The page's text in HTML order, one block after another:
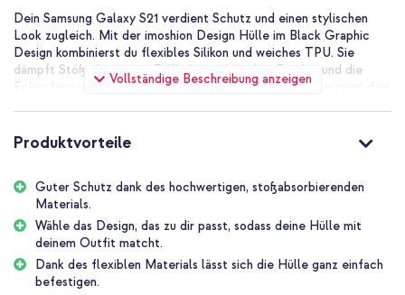
Vollständige Beschreibung anzeigen
Dein Samsung Galaxy S21 verdient Schutz und einen stylischen
Look zugleich. Mit der imoshion Design Hülle im Black Graphic
Design kombinierst du flexibles Silikon und weiches TPU. Sie
dämpft Stöße bis zu 1 m Fallhöhe, sodass dein Display und die
Ecken besser geschützt bleiben. Die transparente Hülle zeigt dein
griffige Material. Dank des flexiblen Materials befestigst du die
Die Vorteile der imoshion Design
Hülle:
Hochwertiges Silikon und weiches TPU absorbieren Stöße bis zu
1 m Fallhöhe und schützen Display sowie Ecken vor sichtbaren
Produktvorteile
Guter Schutz dank des hochwertigen, stoßabsorbierenden
Materials.
Wähle das Design, das zu dir passt, sodass deine Hülle mit
deinem Outfit matcht.
Dank des flexiblen Materials lässt sich die Hülle ganz einfach
befestigen.